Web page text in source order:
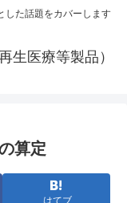
した話題をカバーします
生医療等製品）
算定
はてブ